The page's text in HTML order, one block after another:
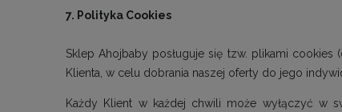
7. Polityka Cookies
Sklep Ahojbaby posługuje się tzw. plikami
Klienta, w celu dobrania naszej oferty do jego
Każdy Klient w każdej chwili może wyłączyć w